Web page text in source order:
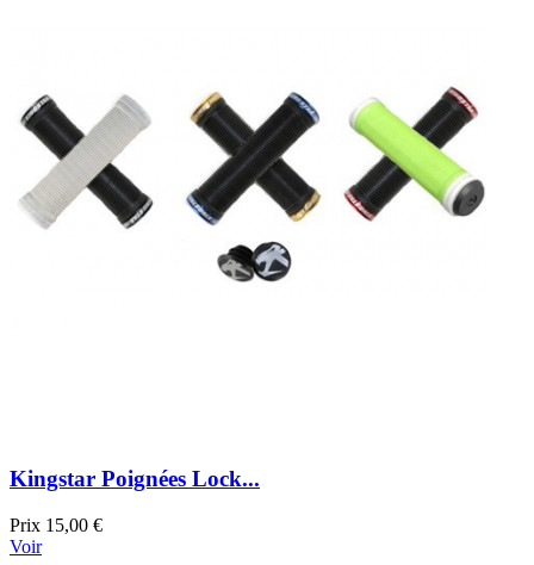
Kingstar Poignées Lock...
Prix 15,00 €
Voir